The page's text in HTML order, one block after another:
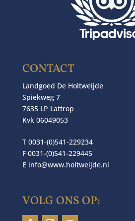
CONTACT
Landgoed De Holtweijde
Spiekweg 7
7635 LP Lattrop
Kvk 06049053
T 0031-(0)541-229234
F 0031-(0)541-229445
E info@www.holtweijde.nl
VOLG ONS OP: